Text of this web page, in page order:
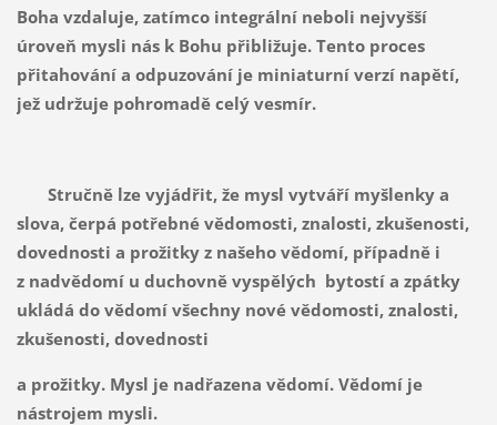
Boha vzdaluje, zatímco integrální neboli nejvyšší
úroveň mysli nás k Bohu přibližuje. Tento proces
přitahování a odpuzování je miniaturní verzí napětí,
jež udržuje pohromadě celý vesmír.
Stručně lze vyjádřit, že mysl vytváří myšlenky a
slova, čerpá potřebné vědomosti, znalosti, zkušenosti,
dovednosti a prožitky z našeho vědomí, případně i
z nadvědomí u duchovně vyspělých bytostí a zpátky
ukládá do vědomí všechny nové vědomosti, znalosti,
zkušenosti, dovednosti
a prožitky. Mysl je nadřazena vědomí. Vědomí je
nástrojem mysli.